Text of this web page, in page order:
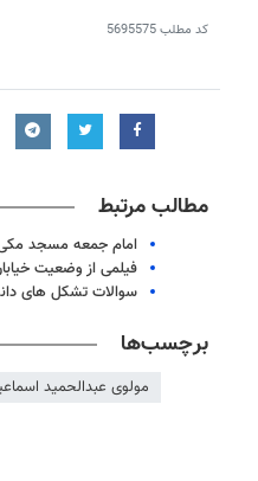
کد مطلب5695575
مطالب مرتبط
امام جمعه مسجد مکی
فیلمی از وضعیت
سوالات تشکل های
برچسب‌ها
مولوی عبدالحمید